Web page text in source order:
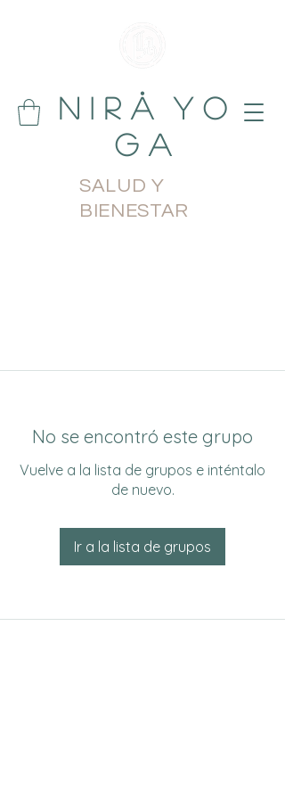
N i r å Y o
g a
SALUD Y
BIENESTAR
No se encontró este grupo
Vuelve a la lista de grupos e inténtalo
de nuevo.
Ir a la lista de grupos